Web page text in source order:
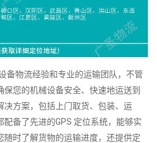
物流经验和专业的运输团队，不管
您的机械设备安全、快速地运送到
决方案，包括上门取货、包装、运
备了先进的GPS 定位系统，能够实
随时了解货物的运输进度，还提供定